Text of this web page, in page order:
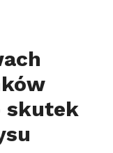
skutek